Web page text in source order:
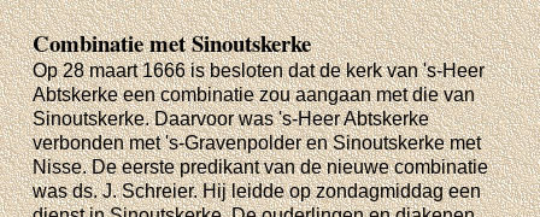
Combinatie met Sinoutskerke
Op 28 maart 1666 is besloten dat de kerk van 's-Heer
Abtskerke een combinatie zou aangaan met die van
Sinoutskerke. Daarvoor was 's-Heer Abtskerke
verbonden met 's-Gravenpolder en Sinoutskerke met
Nisse. De eerste predikant van de nieuwe combinatie
was ds. J. Schreier. Hij leidde op zondagmiddag een